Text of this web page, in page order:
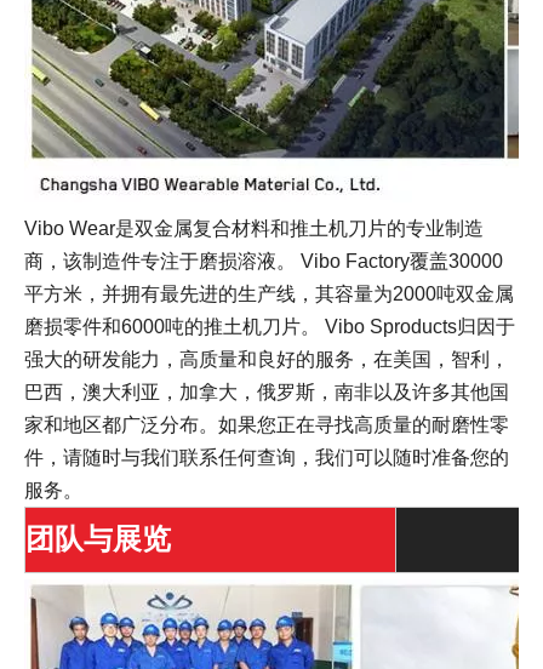
Vibo Wear是双金属复合材料和推土机刀片的专业制造
商，该制造件专注于磨损溶液。 Vibo Factory覆盖30000
平方米，并拥有最先进的生产线，其容量为2000吨双金属
磨损零件和6000吨的推土机刀片。 Vibo Sproducts归因于
强大的研发能力，高质量和良好的服务，在美国，智利，
巴西，澳大利亚，加拿大，俄罗斯，南非以及许多其他国
家和地区都广泛分布。如果您正在寻找高质量的耐磨性零
件，请随时与我们联系任何查询，我们可以随时准备您的
服务。
团队与展览